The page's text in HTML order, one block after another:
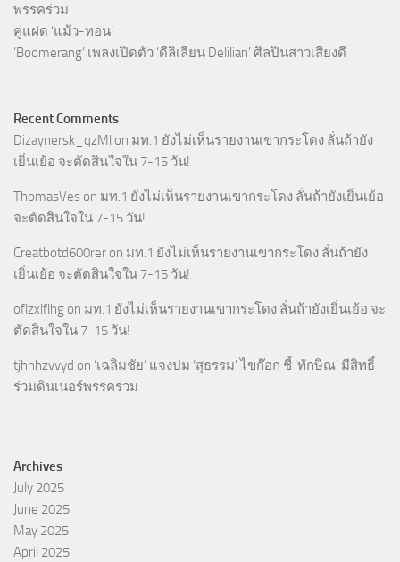
พรรคร่วม
คู่แฝด ‘แม้ว-ทอน’
‘Boomerang’ เพลงเปิดตัว ‘ดีลิเลียน Delilian’ ศิลปินสาวเสียงดี
Recent Comments
Dizaynersk_qzMl on มท.1 ยังไม่เห็นรายงานเขากระโดง ลั่นถ้ายัง
เยิ่นเย้อ จะตัดสินใจใน 7-15 วัน!
ThomasVes on มท.1 ยังไม่เห็นรายงานเขากระโดง ลั่นถ้ายังเยิ่นเย้อ
จะตัดสินใจใน 7-15 วัน!
Creatbotd600rer on มท.1 ยังไม่เห็นรายงานเขากระโดง ลั่นถ้ายัง
เยิ่นเย้อ จะตัดสินใจใน 7-15 วัน!
oflzxlflhg on มท.1 ยังไม่เห็นรายงานเขากระโดง ลั่นถ้ายังเยิ่นเย้อ จะ
ตัดสินใจใน 7-15 วัน!
tjhhhzvvyd on ‘เฉลิมชัย’ แจงปม ‘สุธรรม’ ไขก๊อก ชี้ ‘ทักษิณ’ มีสิทธิ์
ร่วมดินเนอร์พรรคร่วม
Archives
July 2025
June 2025
May 2025
April 2025